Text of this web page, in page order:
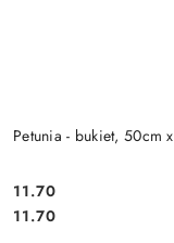
Petunia - bukiet, 50cm
Cena:
11.70
Cena:
11.70